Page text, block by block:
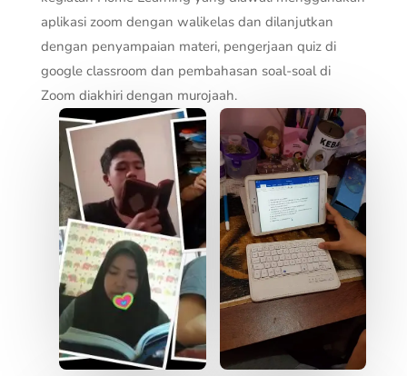
aplikasi zoom dengan walikelas dan dilanjutkan
dengan penyampaian materi, pengerjaan quiz di
google classroom dan pembahasan soal-soal di
Zoom diakhiri dengan murojaah.